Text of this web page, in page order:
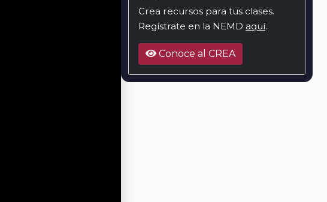
Crea recursos para tus clases.
Regístrate en la NEMD aquí.
Conoce al CREA